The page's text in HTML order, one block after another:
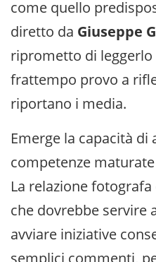
come quello
diretto da Giuseppe
riprometto di
frattempo provo a
riportano i media.
Emerge la capacità
competenze
La relazione
che dovrebbe servire
avviare iniziative
semplici commenti,